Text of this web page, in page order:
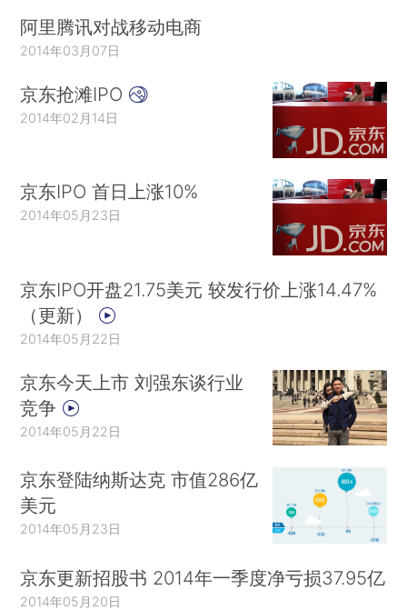
阿里腾讯对战移动电商
2014年03月07日
京东抢滩IPO
2014年02月14日
京东IPO 首日上涨10%
2014年05月23日
京东IPO开盘21.75美元 较发行价上涨14.47%
（更新）
2014年05月22日
京东今天上市 刘强东谈行业
竞争
2014年05月22日
京东登陆纳斯达克 市值286亿
美元
2014年05月23日
京东更新招股书 2014年一季度净亏损37.95亿
2014年05月20日